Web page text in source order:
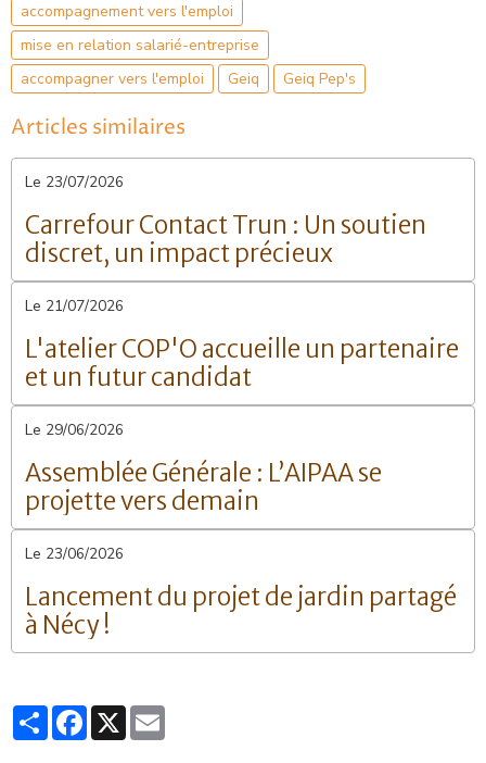
accompagnement vers l'emploi
mise en relation salarié-entreprise
accompagner vers l'emploi
Geiq Geiq Pep's
Articles similaires
Le 23/07/2026
Carrefour Contact Trun : Un soutien
discret, un impact précieux
Le 21/07/2026
L'atelier COP'O accueille un partenaire
et un futur candidat
Le 29/06/2026
Assemblée Générale : L’AIPAA se
projette vers demain
Le 23/06/2026
Lancement du projet de jardin partagé
à Nécy !
PartagerFacebook
X